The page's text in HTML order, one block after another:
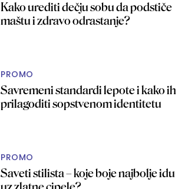
Kako urediti dečju sobu da podstiče
maštu i zdravo odrastanje?
PROMO
Savremeni standardi lepote i kako ih
prilagoditi sopstvenom identitetu
PROMO
Saveti stilista – koje boje najbolje idu